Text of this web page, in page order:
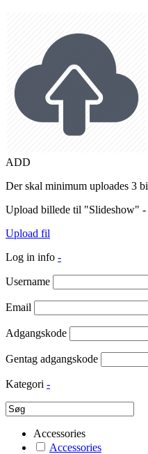
ADD
Der skal minimum uploades 3
Upload billede til "Slideshow"
Upload fil
Log in info -
Username
Email
Adgangskode
Gentag adgangskode
Kategori -
Accessories
Accessories